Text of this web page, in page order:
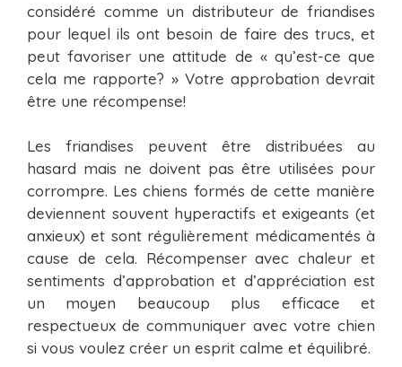
considéré comme un distributeur de friandises
pour lequel ils ont besoin de faire des trucs, et
peut favoriser une attitude de « qu’est-ce que
cela me rapporte? » Votre approbation devrait
être une récompense!
Les friandises peuvent être distribuées au
hasard mais ne doivent pas être utilisées pour
corrompre. Les chiens formés de cette manière
deviennent souvent hyperactifs et exigeants (et
anxieux) et sont régulièrement médicamentés à
cause de cela. Récompenser avec chaleur et
sentiments d’approbation et d’appréciation est
un moyen beaucoup plus efficace et
respectueux de communiquer avec votre chien
si vous voulez créer un esprit calme et équilibré.